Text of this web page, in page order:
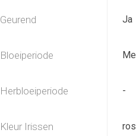
Geurend Ja
Bloeiperiode
Herbloeiperiode -
Kleur Irissen